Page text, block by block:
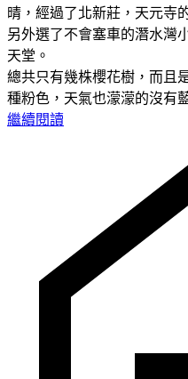
晴，經過了北新莊，天元寺
另外選了不會塞車的潛水灣
天堂。
總共只有幾株櫻花樹，而且
種粉色，天氣也濛濛的沒有
繼續閱讀